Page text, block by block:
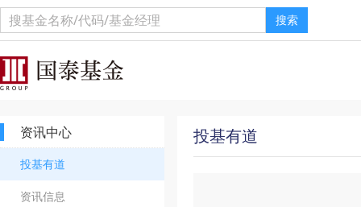
搜索
资讯中心
投基有道
资讯信息
投基有道